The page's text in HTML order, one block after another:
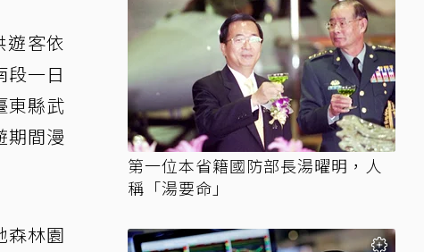
遊客依
段一日
東縣武
期間漫
森林園
第一位本省籍國防部長湯曜明，人
稱「湯要命」